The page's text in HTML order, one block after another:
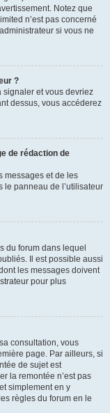
Notez que
n’est pas concerné
si vous ne
?
signaler et vous devriez
dessus, vous accéderez
de rédaction de
messages et de les
le panneau de l’utilisateur
du forum dans lequel
Il est possible aussi
les messages doivent
pour plus
consultation, vous
page. Par ailleurs, si
de sujet est
la remontée n’est pas
simplement en y
règles du forum en le